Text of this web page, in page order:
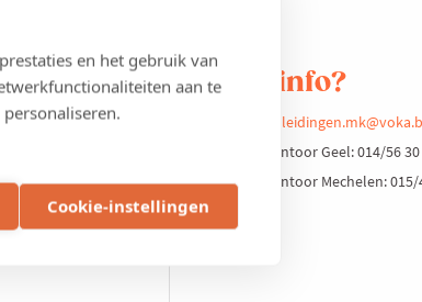
en het gebruik van
aan te
Cookie-instellingen
Meer info?
Kantoor Geel: 014/56
Kantoor Mechelen: